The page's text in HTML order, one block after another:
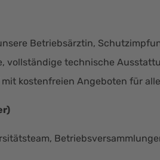
Betriebsärztin,
vollständige technische
kostenfreien Angeboten für